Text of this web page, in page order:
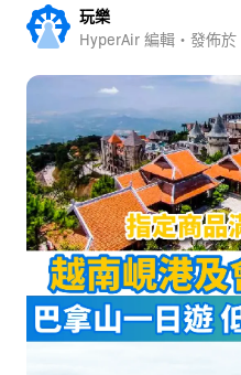
玩樂
HyperAir 編輯・發佈於